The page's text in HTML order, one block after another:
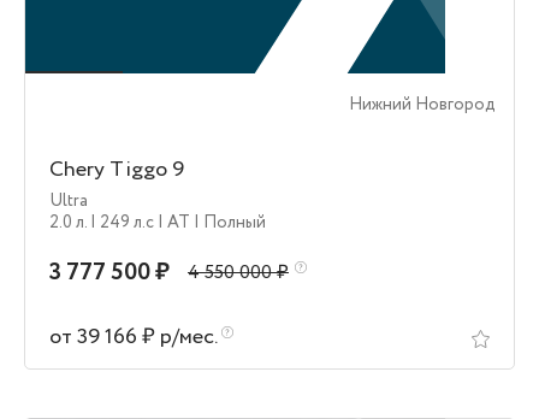
Нижний Новгород
Chery Tiggo 9
Ultra
2.0 л. | 249 л.c | AT | Полный
3 777 500 ₽ 4 550 000 ₽
от 39 166 ₽ р/мес.